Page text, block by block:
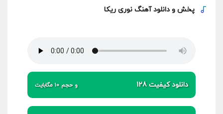
پخش و دانلود آهنگ نوری ریکا
دانلود کیفیت 128 و حجم 10 مگابایت